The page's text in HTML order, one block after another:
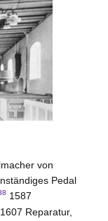
von
Pedal
1587
Reparatur,